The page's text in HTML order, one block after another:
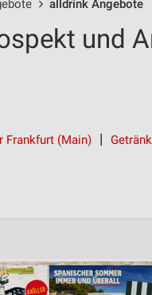
alldrink Angebote
und
Frankfurt (Main)